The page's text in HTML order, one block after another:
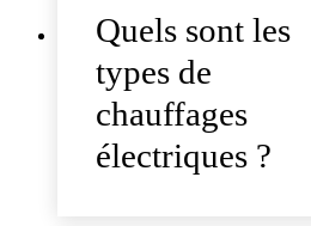
Quels sont les
types de
chauffages
électriques ?